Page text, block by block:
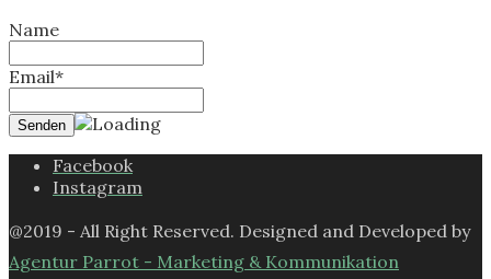
Name
Email*
Facebook
Instagram
@2019 - All Right Reserved. Designed and Developed by
Agentur Parrot - Marketing & Kommunikation